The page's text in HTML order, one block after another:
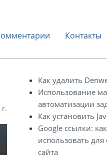
Контакты
Как удалить
Использование
автоматизации
Как установить
Google ссылки:
использовать
сайта